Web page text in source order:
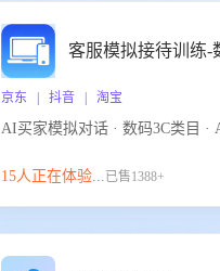
客服模拟接待训练-
京东 | 抖音 | 淘宝
AI买家模拟对话 · 数码3C类目 ·
15人正在体验...已售1388+